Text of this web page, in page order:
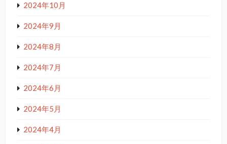
2024年10月
2024年9月
2024年8月
2024年7月
2024年6月
2024年5月
2024年4月